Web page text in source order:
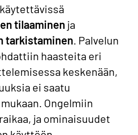
tilaaminen ja
tarkistaminen . Palvelun
haasteita eri
keskenään,
ei saatu
Ongelmiin
ja ominaisuudet